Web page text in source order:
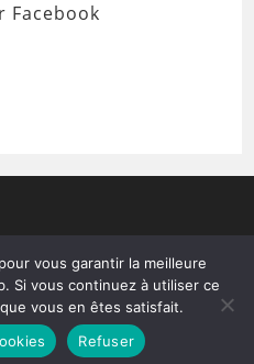
Facebook
vous garantir la meilleure
Si vous continuez à utiliser ce
vous en êtes satisfait.
Refuser